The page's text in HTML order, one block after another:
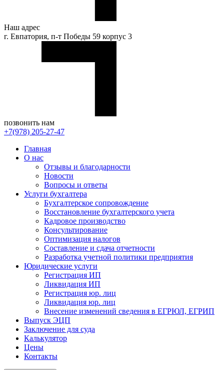
Наш адрес
г. Евпатория, п-т Победы 59 корпус 3
позвонить нам
+7(978) 205-27-47
Главная
О нас
Отзывы и благодарности
Новости
Вопросы и ответы
Услуги бухгалтера
Бухгалтерское сопровождение
Восстановление бухгалтерского учета
Кадровое производство
Консультирование
Оптимизация налогов
Составление и сдача отчетности
Разработка учетной политики предприятия
Юридические услуги
Регистрация ИП
Ликвидация ИП
Регистрация юр. лиц
Ликвидация юр. лиц
Внесение изменений сведения в ЕГРЮЛ, ЕГРИП
Выпуск ЭЦП
Заключение для суда
Калькулятор
Цены
Контакты